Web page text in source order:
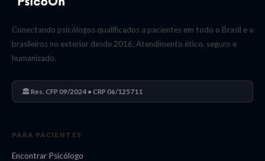
Conectando psicólogos qualificados a pacientes em todo o Brasil e a
brasileiros no exterior desde 2016. Atendimento ético, seguro e
humanizado.
🏛️ Res. CFP 09/2024 • CRP 06/125711
PARA PACIENTES
Encontrar Psicólogo